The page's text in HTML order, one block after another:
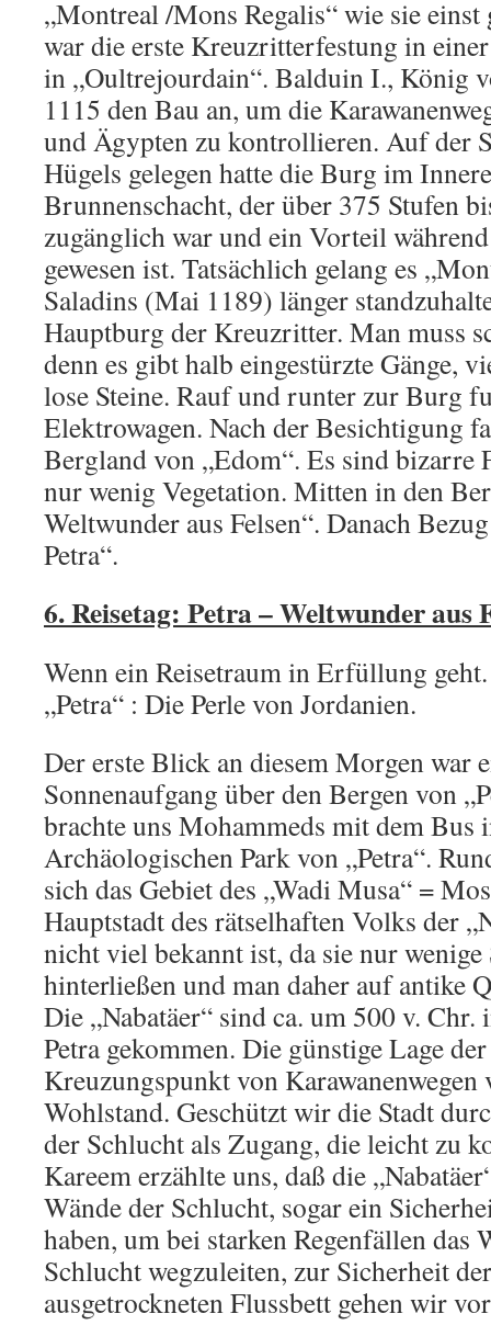
„Montreal /Mons Regalis“ wie sie einst
war die erste Kreuzritterfestung in
in „Oultrejourdain“. Balduin I., König
1115 den Bau an, um die
und Ägypten zu kontrollieren. Auf der
Hügels gelegen hatte die Burg im
Brunnenschacht, der über 375 Stufen
zugänglich war und ein Vorteil
gewesen ist. Tatsächlich gelang es
Saladins (Mai 1189) länger
Hauptburg der Kreuzritter. Man muss
denn es gibt halb eingestürzte Gänge,
lose Steine. Rauf und runter zur Burg
Elektrowagen. Nach der Besichtigung
Bergland von „Edom“. Es sind bizarre
nur wenig Vegetation. Mitten in den
Weltwunder aus Felsen“. Danach
Petra“.
6. Reisetag: Petra – Weltwunder aus
Wenn ein Reisetraum in Erfüllung
„Petra“ : Die Perle von Jordanien.
Der erste Blick an diesem Morgen war
Sonnenaufgang über den Bergen von
brachte uns Mohammeds mit dem Bus
Archäologischen Park von „Petra“.
sich das Gebiet des „Wadi Musa“ =
Hauptstadt des rätselhaften Volks der
nicht viel bekannt ist, da sie nur
hinterließen und man daher auf antike
Die „Nabatäer“ sind ca. um 500 v.
Petra gekommen. Die günstige Lage
Kreuzungspunkt von
Wohlstand. Geschützt wir die Stadt
der Schlucht als Zugang, die leicht zu
Kareem erzählte uns, daß die
Wände der Schlucht, sogar ein
haben, um bei starken Regenfällen das
Schlucht wegzuleiten, zur Sicherheit
ausgetrockneten Flussbett gehen wir